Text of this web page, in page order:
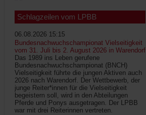
Schlagzeilen vom LPBB
06.08.2026 15:15
Bundesnachwuchschampionat Vielseitigkeit
vom 31. Juli bis 2. August 2026 in Warendorf
Das 1989 ins Leben gerufene
Bundesnachwuchschampionat (BNCH)
Vielseitigkeit führte die jungen Aktiven auch
2026 nach Warendorf. Der Wettbewerb, der
junge Reiter*innen für die Vielseitigkeit
begeistern soll, wird in den Abteilungen
Pferde und Ponys ausgetragen. Der LPBB
war mit drei Reiterinnen vertreten.